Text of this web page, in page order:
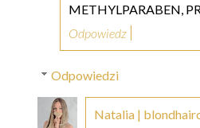
METHYLPARABEN,
Odpowiedz
Odpowiedzi
Natalia |